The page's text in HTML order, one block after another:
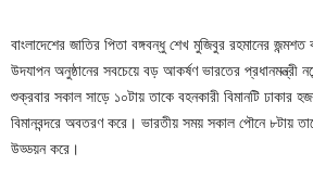
বাংলাদেশের জাতির পিতা বঙ্গবন্ধু শেখ মুজিবুর রহমানের জন্মশত
উদযাপন অনুষ্ঠানের সবচেয়ে বড় আকর্ষণ ভারতের প্রধানমন্ত্রী
শুক্রবার সকাল সাড়ে ১০টায় তাকে বহনকারী বিমানটি ঢাকার
বিমানবন্দরে অবতরণ করে। ভারতীয় সময় সকাল পৌনে ৮টায়
উড্ডয়ন করে।